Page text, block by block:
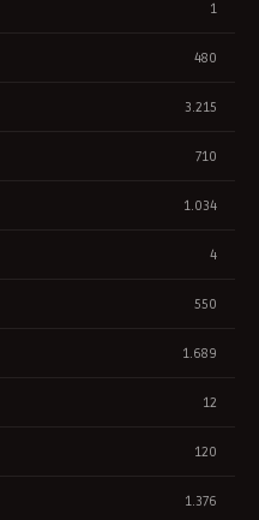
1
480
3.215
710
1.034
4
550
1.689
12
120
1.376